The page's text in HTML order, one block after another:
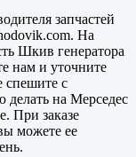
запчастей
На
Шкив генератора
нам и уточните
спешите с
на Мерседес
При заказе
можете ее